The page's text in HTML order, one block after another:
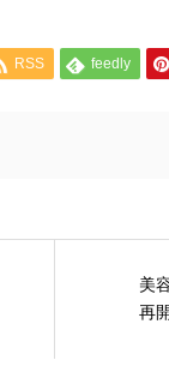
RSS feedly
美
再